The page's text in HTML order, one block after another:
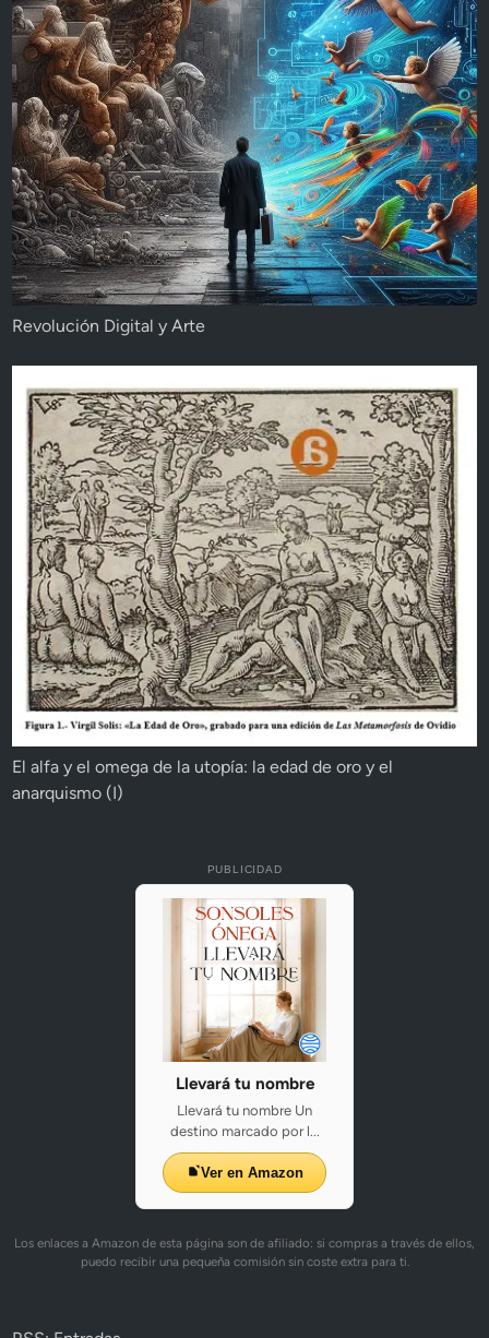
Revolución Digital y Arte
El alfa y el omega de la utopía: la edad de oro y el
anarquismo (I)
PUBLICIDAD
Llevará tu nombre
Llevará tu nombre Un
destino marcado por l...
Ver en Amazon
Los enlaces a Amazon de esta página son de afiliado: si compras a través de ellos,
puedo recibir una pequeña comisión sin coste extra para ti.